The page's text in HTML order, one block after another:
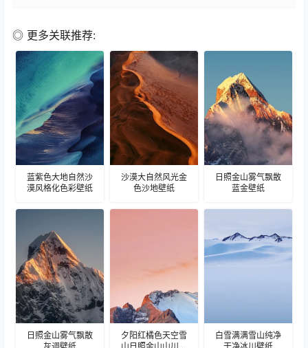
◎ 更多关联推荐:
蓝紫色大地自然沙
漠风格化色彩壁纸
沙漠大自然风光金
色沙地壁纸
日照金山雾气飘散
蓝金壁纸
日照金山雾气飘散
夕阳红橘色天空雪
白雪满满雪山纯净